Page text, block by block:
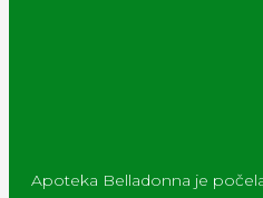
Apoteka Belladonna je